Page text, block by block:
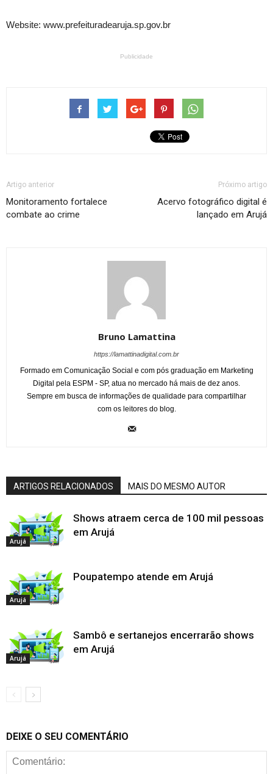
Website: www.prefeituradearuja.sp.gov.br
Publicidade
Artigo anterior
Monitoramento fortalece
combate ao crime
Próximo artigo
Acervo fotográfico digital é
lançado em Arujá
Bruno Lamattina
https://lamattinadigital.com.br
Formado em Comunicação Social e com pós graduação em Marketing
Digital pela ESPM - SP, atua no mercado há mais de dez anos.
Sempre em busca de informações de qualidade para compartilhar
com os leitores do blog.
ARTIGOS RELACIONADOS MAIS DO MESMO AUTOR
Arujá
Shows atraem cerca de 100 mil pessoas
em Arujá
Arujá
Poupatempo atende em Arujá
Arujá
Sambô e sertanejos encerrarão shows
em Arujá
DEIXE O SEU COMENTÁRIO